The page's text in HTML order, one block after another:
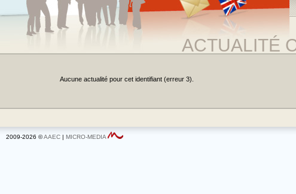
ACTUALITÉ
Aucune actualité pour cet identifiant (erreur 3).
2009-2026 ©AAEC | MICRO-MEDIA